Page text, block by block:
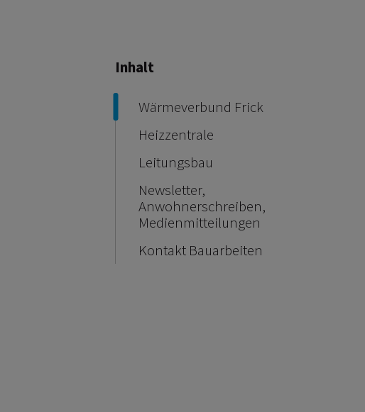
Inhalt
Wärmeverbund Frick
Heizzentrale
Leitungsbau
Newsletter,
Anwohnerschreiben,
Medienmitteilungen
Kontakt Bauarbeiten